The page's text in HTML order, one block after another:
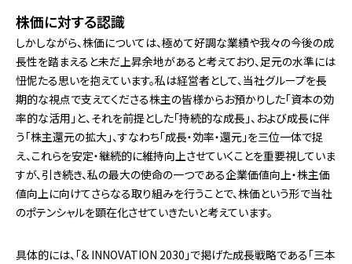
株価に対する認識
しかしながら、株価については、極めて好調な業績や我々の今後の成
長性を踏まえると未だ上昇余地があると考えており、足元の水準には
忸怩たる思いを抱えています。私は経営者として、当社グループを長
期的な視点で支えてくださる株主の皆様からお預かりした「資本の効
率的な活用」と、それを前提とした「持続的な成長」、および成長に伴
う「株主還元の拡大」、すなわち「成長・効率・還元」を三位一体で捉
え、これらを安定・継続的に維持向上させていくことを重要視していま
すが、引き続き、私の最大の使命の一つである企業価値向上・株主価
値向上に向けてさらなる取り組みを行うことで、株価という形で当社
のポテンシャルを顕在化させていきたいと考えています。
具体的には、「& INNOVATION 2030」で掲げた成長戦略である「三本